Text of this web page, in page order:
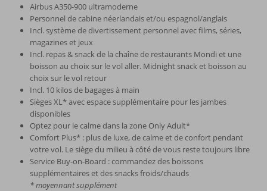
Airbus A350-900 ultramoderne
Personnel de cabine néerlandais et/ou espagnol/anglais
Incl. système de divertissement personnel avec films, séries,
magazines et jeux
Incl. repas & snack de la chaîne de restaurants Mondi et une
boisson au choix sur le vol aller. Midnight snack et boisson au
choix sur le vol retour
Incl. 10 kilos de bagages à main
Sièges XL* avec espace supplémentaire pour les jambes
disponibles
Optez pour le calme dans la zone Only Adult*
Comfort Plus* : plus de luxe, de calme et de confort pendant
votre vol. Le siège du milieu à côté de vous reste toujours libre
Service Buy-on-Board : commandez des boissons
supplémentaires et des snacks froids/chauds
* moyennant supplément